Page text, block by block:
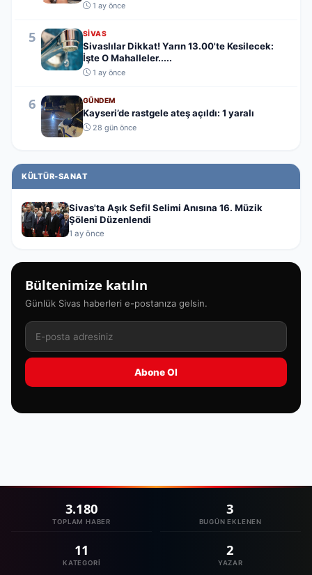
1 ay önce
5 SIVAS
Sivaslılar Dikkat! Yarın 13.00'te Kesilecek:
İşte O Mahalleler.....
1 ay önce
6 GÜNDEM
Kayseri’de rastgele ateş açıldı: 1 yaralı
28 gün önce
KÜLTÜR-SANAT
Sivas'ta Aşık Sefil Selimi Anısına 16. Müzik
Şöleni Düzenlendi
1 ay önce
Bültenimize katılın
Günlük Sivas haberleri e-postanıza gelsin.
Abone Ol
3.180
TOPLAM HABER
3
BUGÜN EKLENEN
11
KATEGORI
2
YAZAR